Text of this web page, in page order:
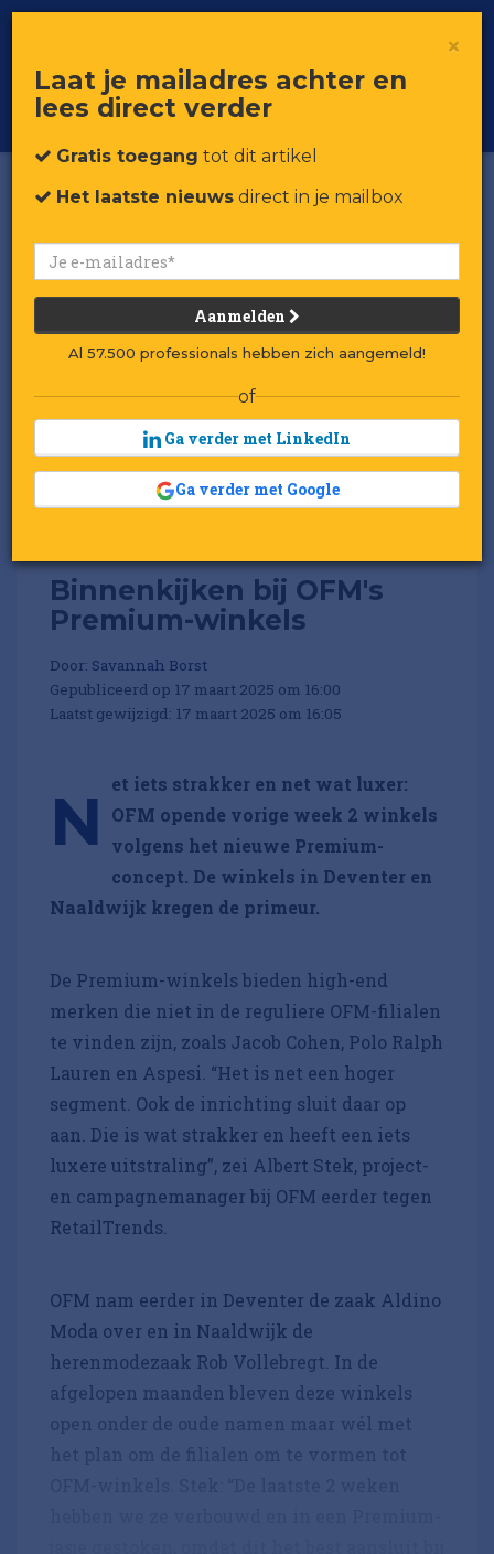
Voor professionals in retail & brands
Toggle
Binnenkijken bij OFM's
Premium-winkels
Door: Savannah Borst
Gepubliceerd op 17 maart 2025 om 16:00
Laatst gewijzigd: 17 maart 2025 om 16:05
N
et iets strakker en net wat luxer:
OFM opende vorige week 2 winkels
volgens het nieuwe Premium-
concept. De winkels in Deventer en
Naaldwijk kregen de primeur.
De Premium-winkels bieden high-end
merken die niet in de reguliere OFM-filialen
te vinden zijn, zoals Jacob Cohen, Polo Ralph
Lauren en Aspesi. “Het is net een hoger
segment. Ook de inrichting sluit daar op
aan. Die is wat strakker en heeft een iets
luxere uitstraling”, zei Albert Stek, project-
en campagnemanager bij OFM eerder tegen
RetailTrends.
OFM nam eerder in Deventer de zaak Aldino
Moda over en in Naaldwijk de
herenmodezaak Rob Vollebregt. In de
afgelopen maanden bleven deze winkels
open onder de oude namen maar wél met
×
Laat je mailadres achter en
lees direct verder
Gratis toegang tot dit artikel
Het laatste nieuws direct in je mailbox
Aanmelden
Al 57.500 professionals hebben zich aangemeld!
of
Ga verder met LinkedIn
Ga verder met Google